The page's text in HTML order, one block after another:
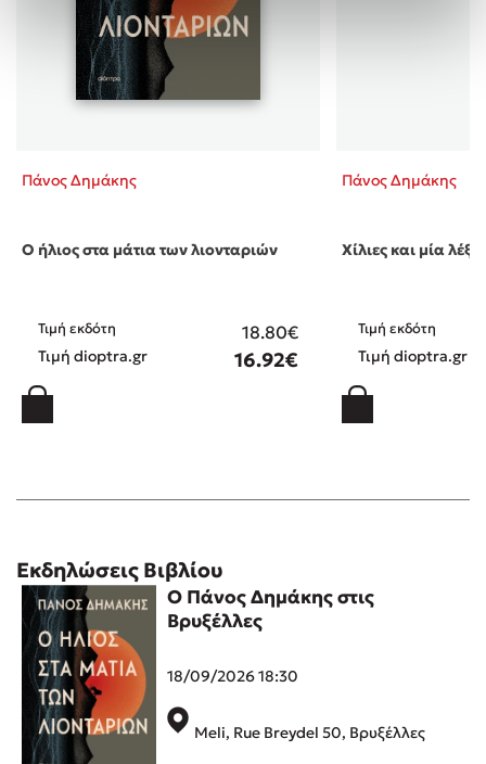
Πάνος Δημάκης
Ο ήλιος στα μάτια των λιονταριών
Τιμή εκδότη 18.80€
Τιμή dioptra.gr 16.92€
Πάνος Δημάκης
Χίλιες και μία
Τιμή εκδότη
Τιμή dioptra.gr
Εκδηλώσεις Βιβλίου
Ο Πάνος Δημάκης στις
Βρυξέλλες
18/09/2026 18:30
Meli, Rue Breydel 50, Βρυξέλλες